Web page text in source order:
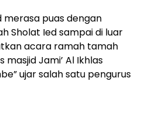
merasa puas dengan
Sholat Ied sampai di luar
acara ramah tamah
Jami’ Al Ikhlas
ujar salah satu pengurus